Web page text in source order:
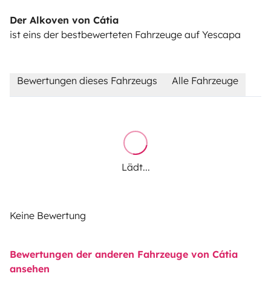
Der Alkoven von Cátia
ist eins der bestbewerteten Fahrzeuge auf Yescapa
Bewertungen dieses Fahrzeugs Alle Fahrzeuge
Lädt...
Keine Bewertung
Bewertungen der anderen Fahrzeuge von Cátia
ansehen